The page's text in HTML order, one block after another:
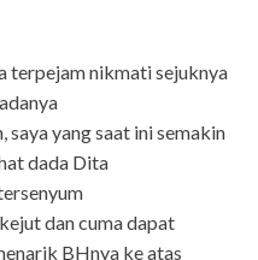
terpejam nikmati sejuknya
saya yang saat ini semakin
dada Dita
dan cuma dapat
BHnya ke atas